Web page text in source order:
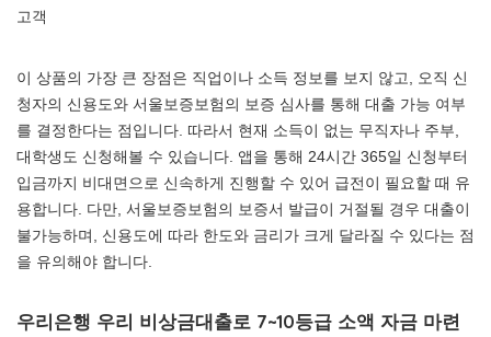
고객
이 상품의 가장 큰 장점은 직업이나 소득 정보를 보지 않고, 오직 신
청자의 신용도와 서울보증보험의 보증 심사를 통해 대출 가능 여부
를 결정한다는 점입니다. 따라서 현재 소득이 없는 무직자나 주부,
대학생도 신청해볼 수 있습니다. 앱을 통해 24시간 365일 신청부터
입금까지 비대면으로 신속하게 진행할 수 있어 급전이 필요할 때 유
용합니다. 다만, 서울보증보험의 보증서 발급이 거절될 경우 대출이
불가능하며, 신용도에 따라 한도와 금리가 크게 달라질 수 있다는 점
을 유의해야 합니다.
우리은행 우리 비상금대출로 7~10등급 소액 자금 마련